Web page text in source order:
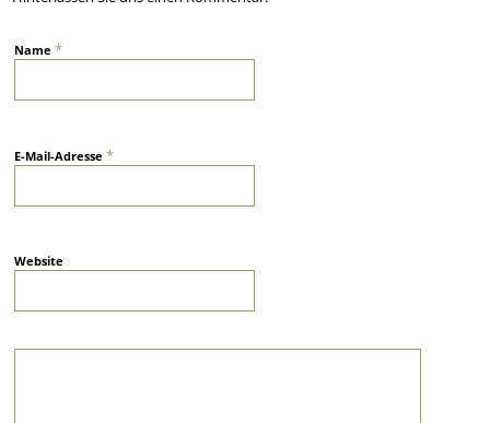
Name*
E-Mail-Adresse*
Website